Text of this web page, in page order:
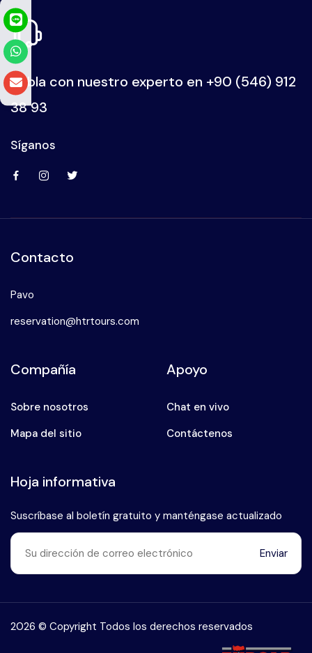
Habla con nuestro experto en
+90 (546) 912 38 93
Habla con nuestro experto en +90 (546) 912
38 93
Síganos
Contacto
Pavo
reservation@htrtours.com
Compañía
Sobre nosotros
Mapa del sitio
Apoyo
Chat en vivo
Contáctenos
Hoja informativa
Suscríbase al boletín gratuito y manténgase actualizado
Enviar
2026 © Copyright Todos los derechos reservados